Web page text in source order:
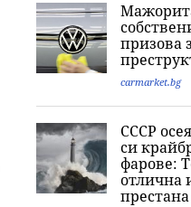
призова
carmarket.bg
СССР
си
фарове:
отлична